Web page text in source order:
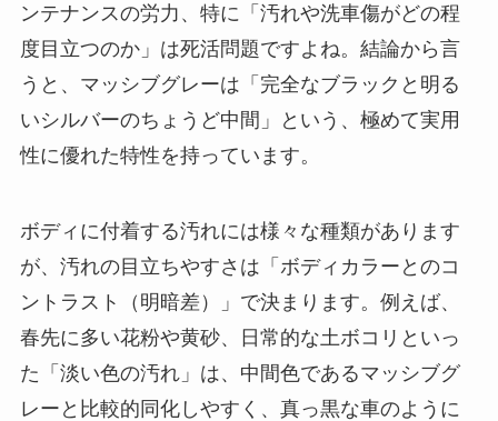
ンテナンスの労力、特に「汚れや洗車傷がどの程
度目立つのか」は死活問題ですよね。結論から言
うと、マッシブグレーは「完全なブラックと明る
いシルバーのちょうど中間」という、極めて実用
性に優れた特性を持っています。
ボディに付着する汚れには様々な種類があります
が、汚れの目立ちやすさは「ボディカラーとのコ
ントラスト（明暗差）」で決まります。例えば、
春先に多い花粉や黄砂、日常的な土ボコリといっ
た「淡い色の汚れ」は、中間色であるマッシブグ
レーと比較的同化しやすく、真っ黒な車のように